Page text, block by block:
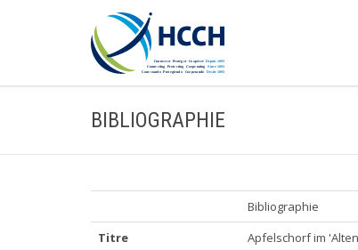
BIBLIOGRAPHIE
Bibliographie
Titre
Apfelschorf im